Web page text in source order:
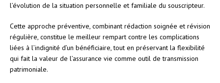
l’évolution de la situation personnelle et familiale du souscripteur.
Cette approche préventive, combinant rédaction soignée et révision
régulière, constitue le meilleur rempart contre les complications
liées à l’indignité d’un bénéficiaire, tout en préservant la flexibilité
qui fait la valeur de l’assurance vie comme outil de transmission
patrimoniale.